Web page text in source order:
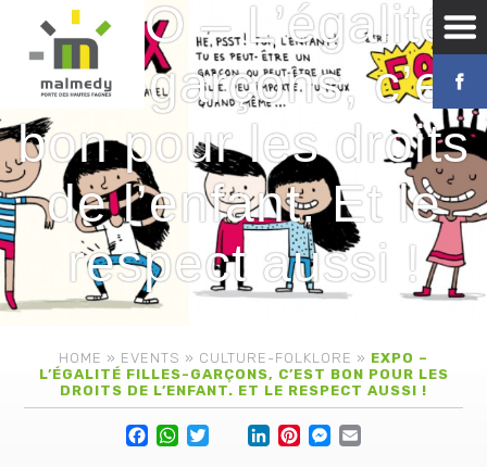
EXPO – L’égalité
Filles-garçons, c’est
bon pour les droits
de l’enfant. Et le
respect aussi !
HOME » EVENTS » CULTURE-FOLKLORE » EXPO –
L’ÉGALITÉ FILLES-GARÇONS, C’EST BON POUR LES
DROITS DE L’ENFANT. ET LE RESPECT AUSSI !
Facebook